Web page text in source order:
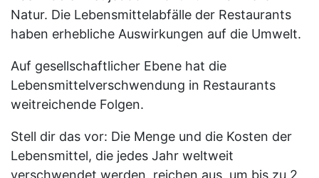
Natur. Die Lebensmittelabfälle der Restaurants
haben erhebliche Auswirkungen auf die Umwelt.
Auf gesellschaftlicher Ebene hat die
Lebensmittelverschwendung in Restaurants
weitreichende Folgen.
Stell dir das vor: Die Menge und die Kosten der
Lebensmittel, die jedes Jahr weltweit
verschwendet werden, reichen aus, um bis zu 2